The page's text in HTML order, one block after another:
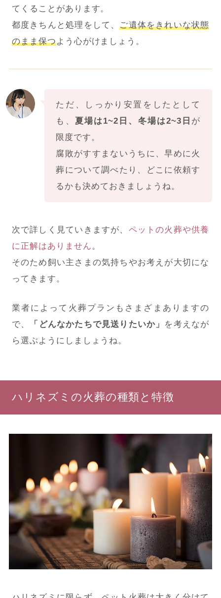
てくることがあります。
都度きちんと処理をして、ご遺体をきれいな状態
のまま保つよう心がけましょう。
ただ、しっかり安置をしたとして
も、 夏場は1~2日、冬場は2~3日 が
限度です。
腐敗がすすまないうちに、早めに火
葬について調べたり、どこに依頼す
るかも決めておきましょうね。
次で詳しく見ていきますが、 ペットの火葬や供養
に正解はありません。
そのため飼い主さまの気持ちやお考えが大切にな
ってきます。
業者によって火葬プランもさまざまありますの
で、
「どんなかたちで見送りたいか」 を考えなが
ら選ぶようにしましょうね。
ハリネズミの火葬の種類と特徴